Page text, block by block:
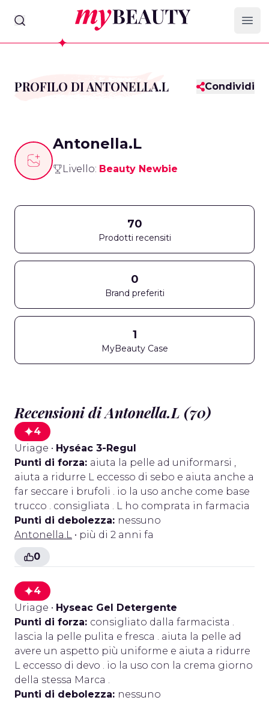
myBeauty
PROFILO DI ANTONELLA.L Condividi
Antonella.L
Livello: Beauty Newbie
70
Prodotti recensiti
0
Brand preferiti
1
MyBeauty Case
Recensioni di Antonella.L (70)
4
Uriage • Hyséac 3-Regul
Punti di forza: aiuta la pelle ad uniformarsi ,
aiuta a ridurre L eccesso di sebo e aiuta anche a
far seccare i brufoli . io la uso anche come base
trucco . consigliata . L ho comprata in farmacia
Punti di debolezza: nessuno
Antonella.L • più di 2 anni fa
0
4
Uriage • Hyseac Gel Detergente
Punti di forza: consigliato dalla farmacista .
lascia la pelle pulita e fresca . aiuta la pelle ad
avere un aspetto più uniforme e aiuta a ridurre
L eccesso di devo . io la uso con la crema giorno
della stessa Marca .
Punti di debolezza: nessuno